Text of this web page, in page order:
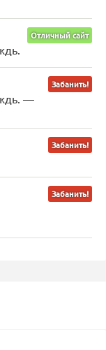
Отличный сайт
Забанить!
—
Забанить!
Забанить!